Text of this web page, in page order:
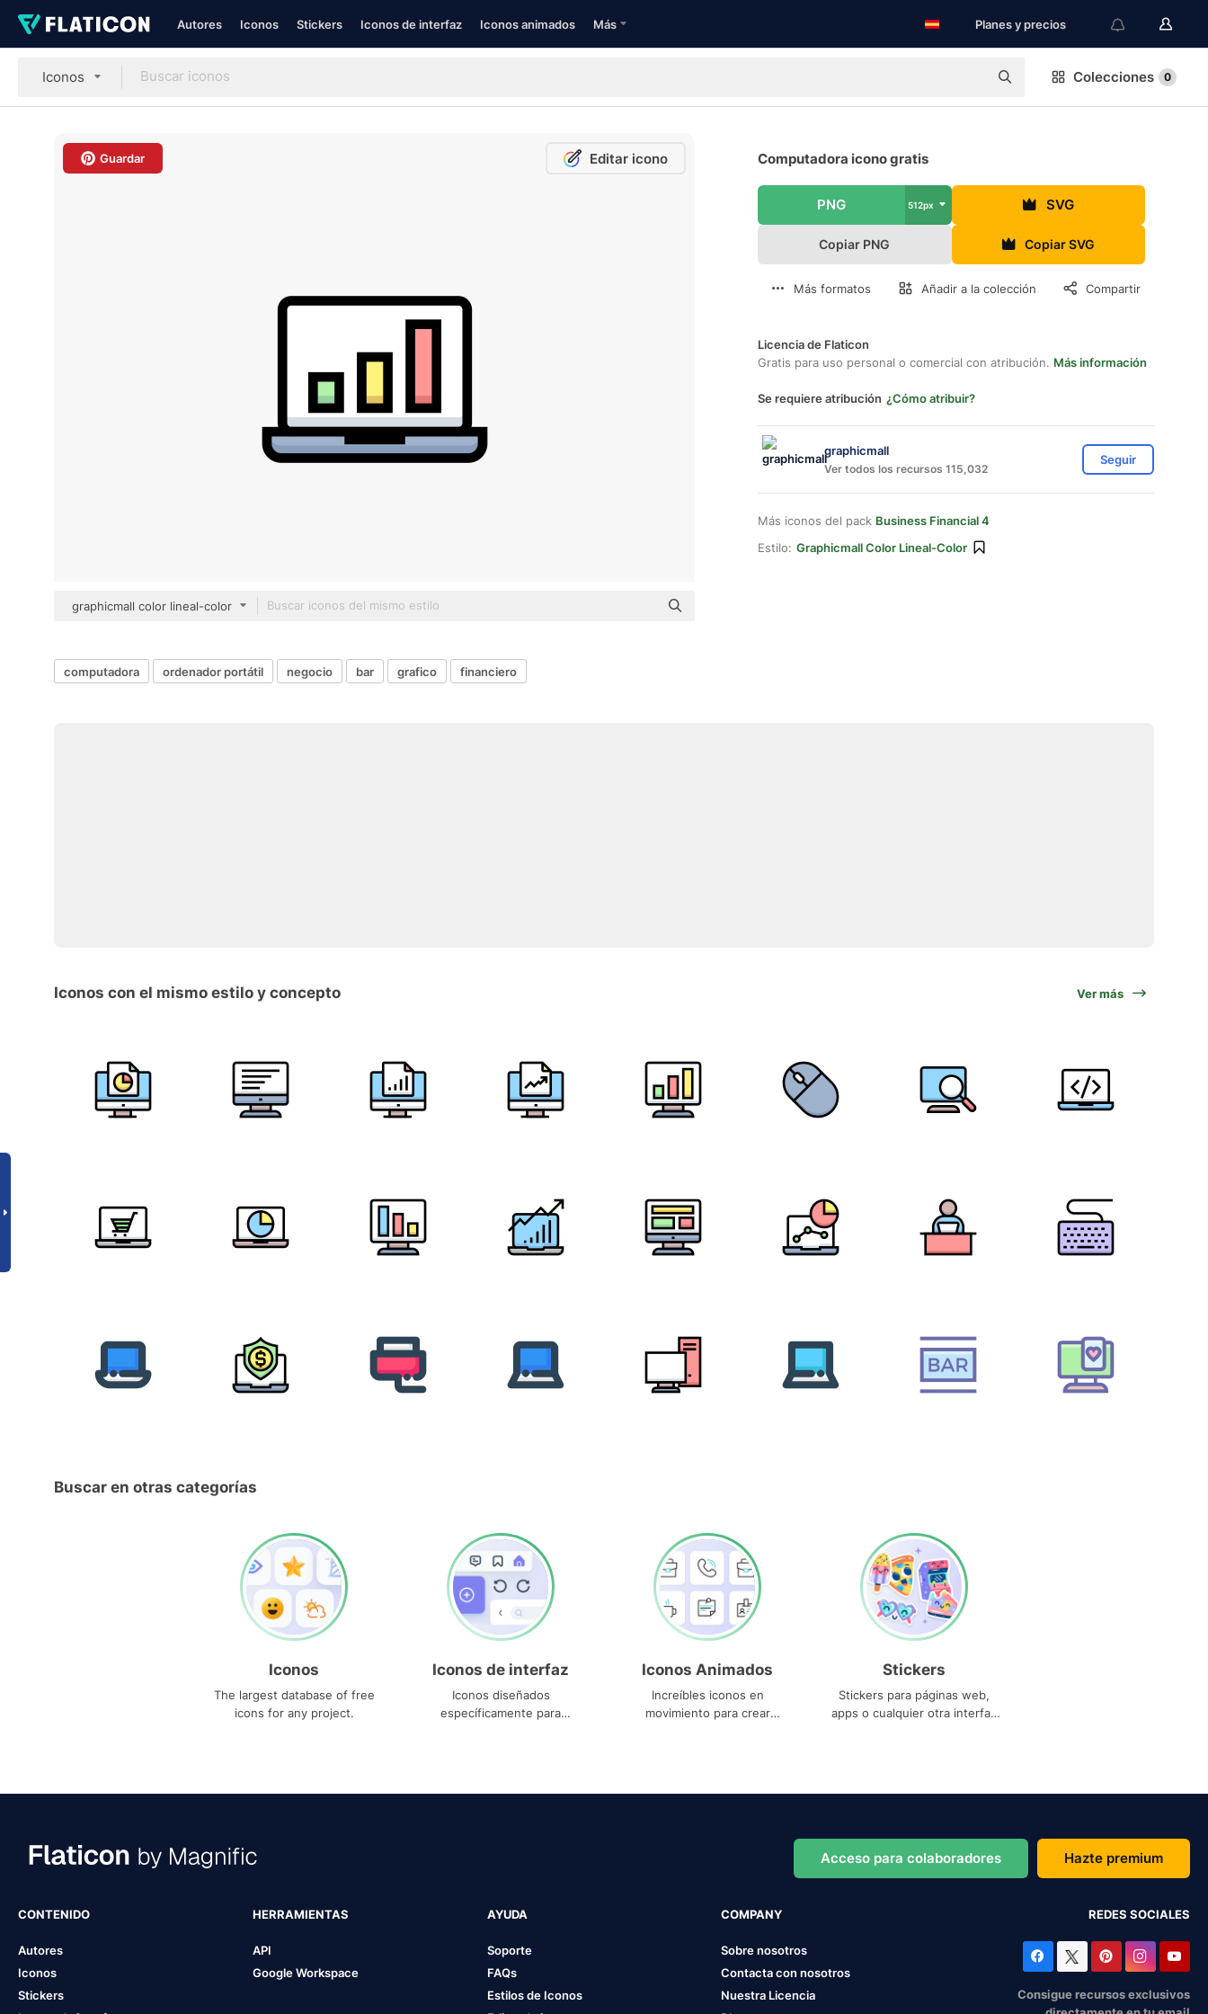
Autores Iconos Stickers Iconos de interfaz Iconos animados Más Planes y precios
Iconos Colecciones 0
Guardar Editar icono
graphicmall color lineal-color
Computadora icono gratis
PNG 512px SVG
Copiar PNG Copiar SVG
Más formatos Añadir a la colección Compartir
Licencia de Flaticon
Gratis para uso personal o comercial con atribución. Más información
Se requiere atribución ¿Cómo atribuir?
graphicmall
Ver todos los recursos 115,032
Seguir
Más iconos del pack Business Financial 4
Estilo: Graphicmall Color Lineal-Color
computadora ordenador portátil negocio bar grafico financiero
Iconos con el mismo estilo y concepto Ver más
Buscar en otras categorías
Iconos
The largest database of free
icons for any project.
Iconos de interfaz
Iconos diseñados
específicamente para
Iconos Animados
Increíbles iconos en
movimiento para crear
Stickers
Stickers para páginas web,
apps o cualquier otra interfaz
Acceso para colaboradores Hazte premium
CONTENIDO
Autores
Iconos
Stickers
HERRAMIENTAS
API
Google Workspace
AYUDA
Soporte
FAQs
Estilos de Iconos
COMPANY
Sobre nosotros
Contacta con nosotros
Nuestra Licencia
REDES SOCIALES
Consigue recursos exclusivos